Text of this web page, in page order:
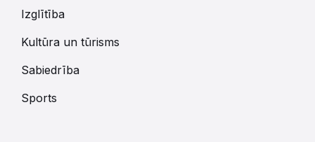
Izglītība
Kultūra un tūrisms
Sabiedrība
Sports